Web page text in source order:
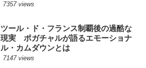
7357 views
ツール・ド・フランス制覇後の過酷な
現実 ポガチャルが語るエモーショナ
ル・カムダウンとは
7147 views